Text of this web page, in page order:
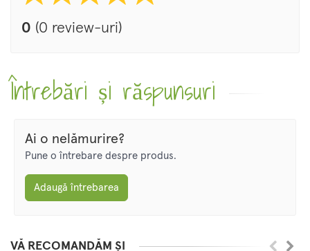
0 (0 review-uri)
Întrebări și răspunsuri
Ai o nelămurire?
Pune o întrebare despre produs.
Adaugă întrebarea
VĂ RECOMANDĂM ȘI